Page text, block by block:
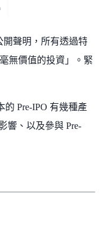
開聲明，所有透過特
無價值的投資」。緊
Pre-IPO 有幾種產
響、以及參與 Pre-